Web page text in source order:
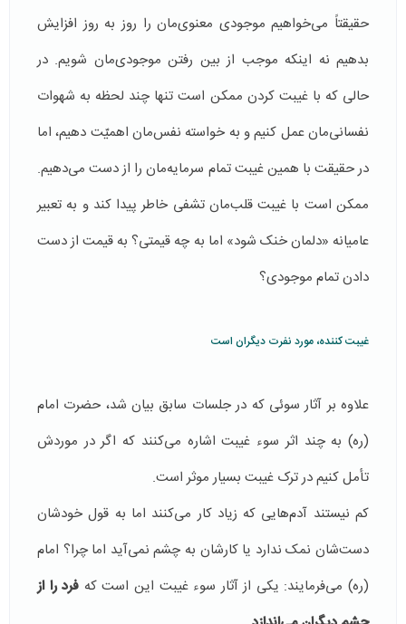
حقیقتاً می‌خواهیم موجودی معنوی‌مان را روز به روز افزایش
بدهیم نه اینکه موجب از بین رفتن موجودی‌مان شویم. در
حالی که با غیبت کردن ممکن است تنها چند لحظه به شهوات
نفسانی‌مان عمل کنیم و به خواسته‌ نفس‌مان اهمیّت ‌دهیم، اما
در حقیقت با همین غیبت تمام سرمایه‌مان را از دست می‌دهیم.
ممکن است با غیبت قلب‌مان تشفی خاطر پیدا کند و به تعبیر
عامیانه «دلمان خنک شود» اما به چه قیمتی؟ به قیمت از دست
دادن تمام موجودی؟
غیبت کننده، مورد نفرت دیگران است
علاوه بر آثار سوئی که در جلسات سابق بیان شد، حضرت امام
(ره) به چند اثر سوء غیبت اشاره می‌کنند که اگر در موردش
تأمل کنیم در ترک غیبت بسیار موثر است.
کم نیستند آدم‌هایی که زیاد کار می‌کنند اما به قول خودشان
دست‌شان نمک ندارد یا کارشان به چشم نمی‌آید اما چرا؟ امام
(ره) می‌فرمایند: یکی از آثار سوء غیبت این است که فرد را از